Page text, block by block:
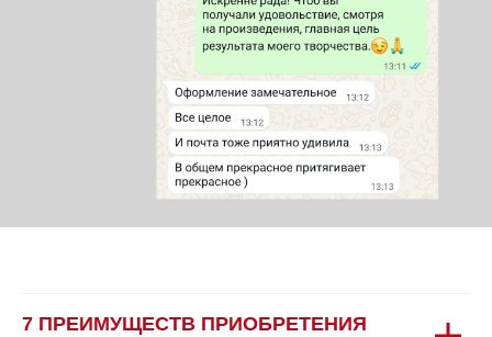
7 ПРЕИМУЩЕСТВ ПРИОБРЕТЕНИЯ